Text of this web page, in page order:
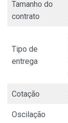
Tamanho do
contrato
Tipo de
entrega
Cotação
Oscilação